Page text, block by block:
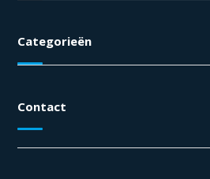
Categorieën
Contact